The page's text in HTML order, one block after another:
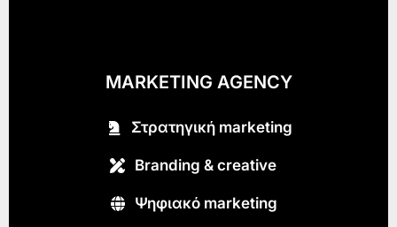
MARKETING AGENCY
Στρατηγική marketing
Branding & creative
Ψηφιακό marketing